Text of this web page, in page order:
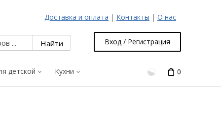
Доставка и оплата | Контакты | О нас
Вход / Регистрация
детской Кухни 0